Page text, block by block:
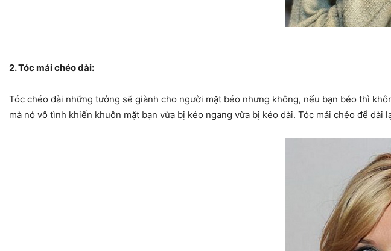
2. Tóc mái chéo dài:
Tóc chéo dài những tưởng sẽ giành cho người mặt béo nhưng không, nếu bạn béo thì
mà nó vô tình khiến khuôn mặt bạn vừa bị kéo ngang vừa bị kéo dài. Tóc mái chéo để